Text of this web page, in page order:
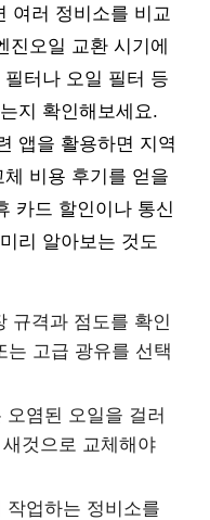
여러 정비소를 비교
진오일 교환 시기에
터나 오일 필터 등
지 확인해보세요.
앱을 활용하면 지역
비용 후기를 얻을
카드 할인이나 통신
리 알아보는 것도
규격과 점도를 확인
고급 광유를 선택
오염된 오일을 걸러
것으로 교체해야
작업하는 정비소를